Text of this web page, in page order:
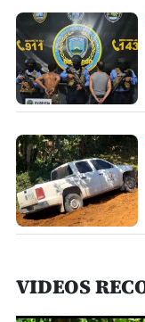
VIDEOS